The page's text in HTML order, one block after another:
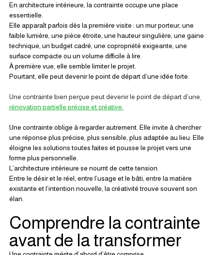
En architecture intérieure, la contrainte occupe une place
essentielle.
Elle apparaît parfois dès la première visite : un mur porteur, une
faible lumière, une pièce étroite, une hauteur singulière, une gaine
technique, un budget cadré, une copropriété exigeante, une
surface compacte ou un volume difficile à lire.
À première vue, elle semble limiter le projet.
Pourtant, elle peut devenir le point de départ d’une idée forte.
Une contrainte bien perçue peut devenir le point de départ d’une
rénovation partielle précise et créative.
Une contrainte oblige à regarder autrement. Elle invite à chercher
une réponse plus précise, plus sensible, plus adaptée au lieu. Elle
éloigne les solutions toutes faites et pousse le projet vers une
forme plus personnelle.
L’architecture intérieure se nourrit de cette tension.
Entre le désir et le réel, entre l’usage et le bâti, entre la matière
existante et l’intention nouvelle, la créativité trouve souvent son
élan.
Comprendre la contrainte
avant de la transformer